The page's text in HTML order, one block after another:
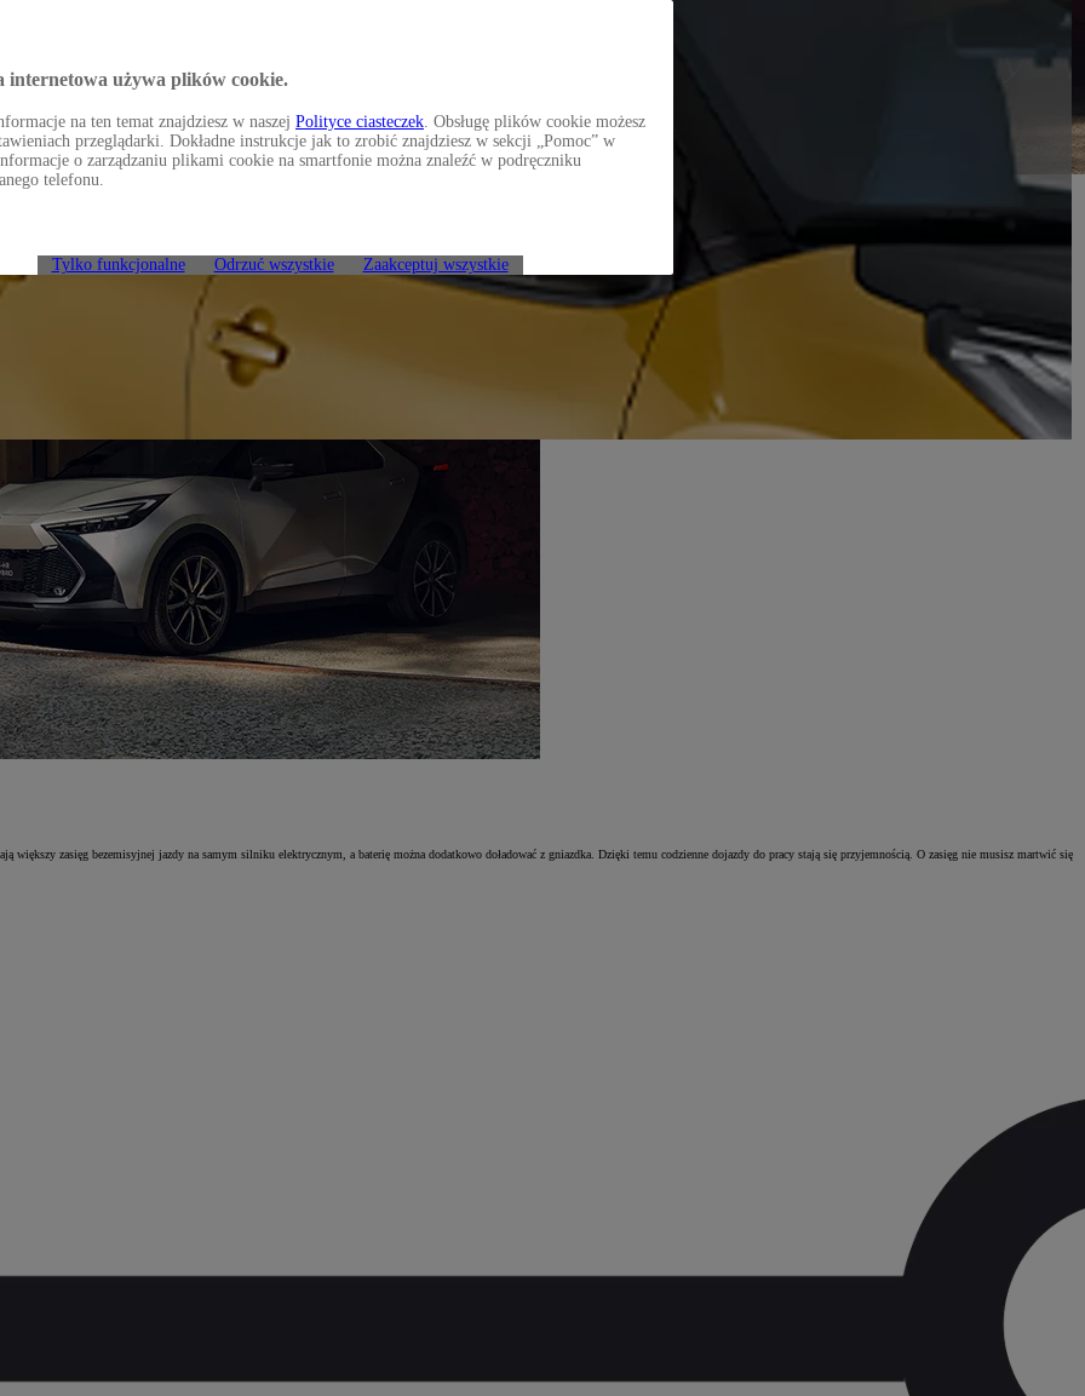
większy zasięg bezemisyjnej jazdy na samym silniku elektrycznym, a baterię można dodatkowo doładować z gniazdka. Dzięki temu codzienne dojazdy do pracy stają się przyjemnością. O zasięg nie musisz martwić się
internetowa używa plików cookie.
na ten temat znajdziesz w naszej Polityce ciasteczek . Obsługę plików cookie możesz
przeglądarki. Dokładne instrukcje jak to zrobić znajdziesz w sekcji „Pomoc” w
o zarządzaniu plikami cookie na smartfonie można znaleźć w podręczniku
telefonu.
Tylko funkcjonalne Odrzuć wszystkie Zaakceptuj wszystkie